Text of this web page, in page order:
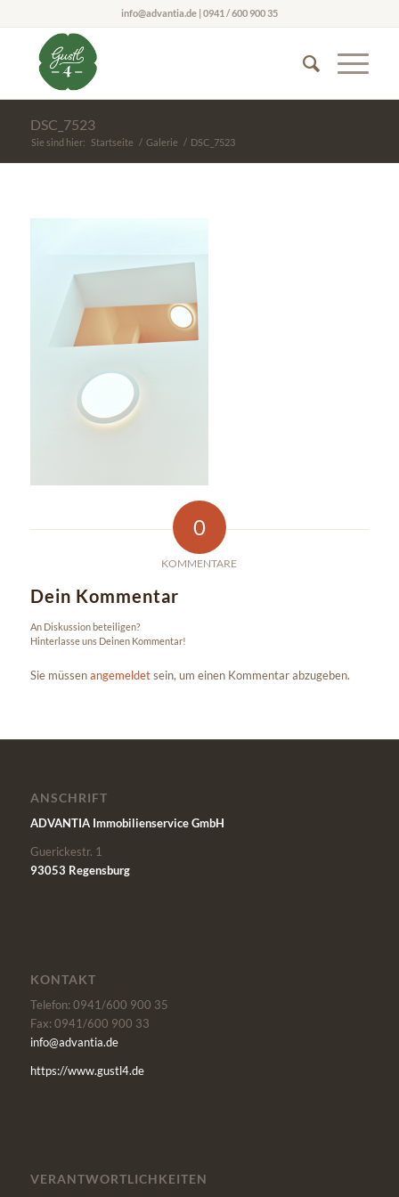
info@advantia.de | 0941 / 600 900 35
DSC_7523
Sie sind hier: Startseite / Galerie / DSC_7523
0
KOMMENTARE
Dein Kommentar
An Diskussion beteiligen?
Hinterlasse uns Deinen Kommentar!
Sie müssenangemeldetsein, um einen Kommentar abzugeben.
ANSCHRIFT
ADVANTIA Immobilienservice GmbH
Guerickestr. 1
93053 Regensburg
KONTAKT
Telefon: 0941/600 900 35
Fax: 0941/600 900 33
info@advantia.de
https://www.gustl4.de
VERANTWORTLICHKEITEN